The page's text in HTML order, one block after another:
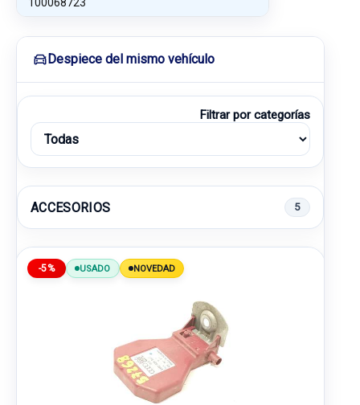
Despiece del mismo vehículo
Filtrar por categorías
ACCESORIOS 5
-5% USADO NOVEDAD